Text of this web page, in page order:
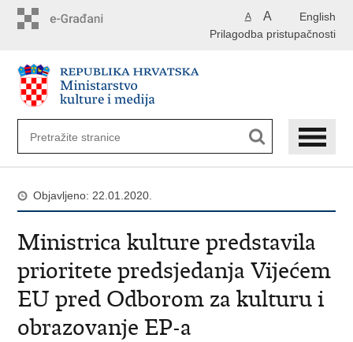
English
A A
Prilagodba pristupačnosti
Objavljeno: 22.01.2020.
Ministrica kulture predstavila
prioritete predsjedanja Vijećem
EU pred Odborom za kulturu i
obrazovanje EP-a